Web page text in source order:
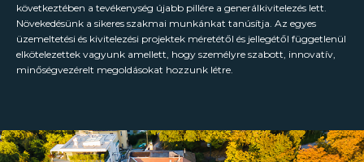
következtében a tevékenység újabb pillére a generálkivitelezés lett.
Növekedésünk a sikeres szakmai munkánkat tanúsítja. Az egyes
üzemeltetési és kivitelezési projektek méretétől és jellegétől függetlenül
elkötelezettek vagyunk amellett, hogy személyre szabott, innovatív,
minőségvezérelt megoldásokat hozzunk létre.